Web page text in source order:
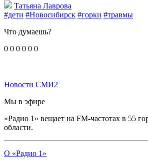
Татьяна Лаврова
#дети #Новосибирск #горки #травмы
Что думаешь?
0 0 0 0 0 0
Новости СМИ2
Мы в эфире
«Радио 1» вещает на FM-частотах в 55
области.
О «Радио 1»